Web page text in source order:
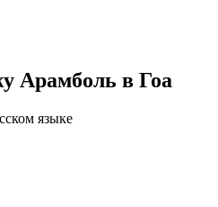
Арамболь в Гоа
языке